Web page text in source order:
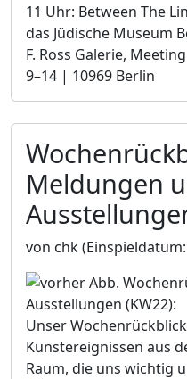
11 Uhr: Between The
das Jüdische Museum
F. Ross Galerie,
9–14 | 10969 Berlin
Meldungen
von chk
Unser
Kunstereignissen aus
Raum, die uns wichtig